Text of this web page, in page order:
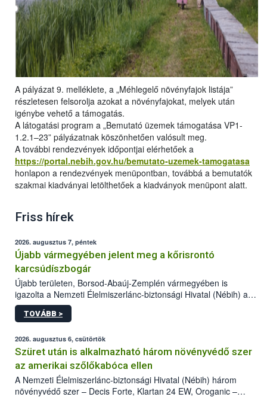
A pályázat 9. melléklete, a „Méhlegelő növényfajok listája”
részletesen felsorolja azokat a növényfajokat, melyek után
igénybe vehető a támogatás.
A látogatási program a „Bemutató üzemek támogatása VP1-
1.2.1–23” pályázatnak köszönhetően valósult meg.
A további rendezvények időpontjai elérhetőek a
https://portal.nebih.gov.hu/bemutato-uzemek-tamogatasa
honlapon a rendezvények menüpontban, továbbá a bemutatók
szakmai kiadványai letölthetőek a kiadványok menüpont alatt.
Friss hírek
2026. augusztus 7, péntek
Újabb vármegyében jelent meg a kőrisrontó
karcsúdíszbogár
Újabb területen, Borsod-Abaúj-Zemplén vármegyében is
igazolta a Nemzeti Élelmiszerlánc-biztonsági Hivatal (Nébih) a
kőrisrontó karcsúdíszbogár (Agrilus planipennis) jelenlétét. A
kártevőt nem csak színcsapdában találták meg, de már fertőzött
az intenzív felderítést, emellett az intézkedéseket a szlovák
hatósággal is összehangolják a terjedés megállítása érdekében.
TOVÁBB >
2026. augusztus 6, csütörtök
Szüret után is alkalmazható három növényvédő szer
az amerikai szőlőkabóca ellen
A Nemzeti Élelmiszerlánc-biztonsági Hivatal (Nébih) három
növényvédő szer – Decis Forte, Klartan 24 EW, Oroganic –